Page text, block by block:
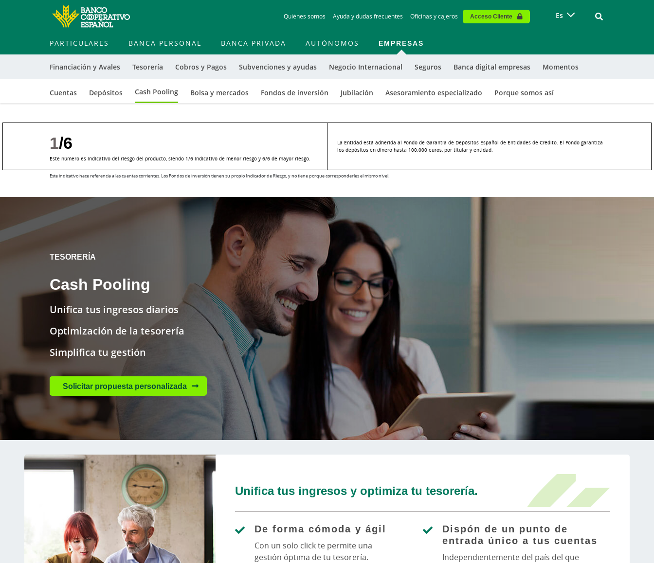
to
contentt
Quiénes somos Ayuda y dudas frecuentes Oficinas y cajeros Acceso Cliente Es Vinculo -
PARTICULARES BANCA PERSONAL BANCA PRIVADA AUTÓNOMOS EMPRESAS
Financiación y Avales Tesorería
Cuentas Depósitos Cash Pooling Bolsa y mercados Fondos de inversión Jubilación Asesoramiento especializado Porque somos así
Cobros y Pagos Subvenciones y ayudas Negocio Internacional Seguros Banca digital empresas Momentos
1/6
Este número es indicativo del riesgo del producto, siendo 1/6 indicativo de menor riesgo y 6/6 de mayor riesgo.
La Entidad está adherida al Fondo de Garantía de Depósitos Español de Entidades de Crédito. El Fondo garantiza
los depósitos en dinero hasta 100.000 euros, por titular y entidad.
Este indicativo hace referencia a las cuentas corrientes. Los Fondos de inversión tienen su propio Indicador de Riesgo, y no tiene porque corresponderles el mismo nivel.
TESORERÍA
Cash Pooling
Unifica tus ingresos diarios
Optimización de la tesorería
Simplifica tu gestión
Solicitar propuesta personalizada
Unifica tus ingresos y optimiza tu tesorería.
De forma cómoda y ágil
Con un solo click te permite una
gestión óptima de tu tesorería.
Dispón de un punto de
entrada único a tus cuentas
Independientemente del país del que